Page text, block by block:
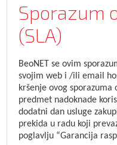
Sporazum
(SLA)
BeoNET se ovim
svojim web i /ili email
kršenje ovog sporazuma
predmet nadoknade
dodatni dan usluge
prekida u radu koji
poglavlju “Garancija